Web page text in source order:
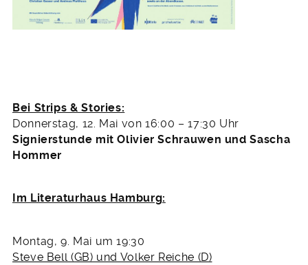
Bei Strips & Stories:
Donnerstag, 12. Mai von 16:00 – 17:30 Uhr
Signierstunde mit Olivier Schrauwen und Sascha
Hommer
Im Literaturhaus Hamburg:
Montag, 9. Mai um 19:30
Steve Bell (GB) und Volker Reiche (D)